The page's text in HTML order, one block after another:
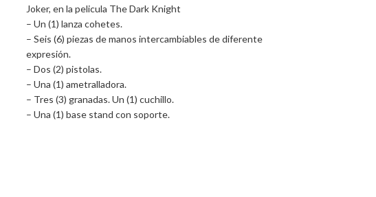
Joker, en la pelicula The Dark Knight
– Un (1) lanza cohetes.
– Seis (6) piezas de manos intercambiables de diferente
expresión.
– Dos (2) pistolas.
– Una (1) ametralladora.
– Tres (3) granadas. Un (1) cuchillo.
– Una (1) base stand con soporte.